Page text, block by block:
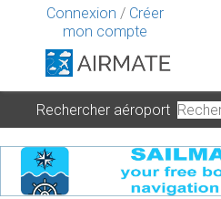
Connexion / Créer
mon compte
Rechercher aéroport